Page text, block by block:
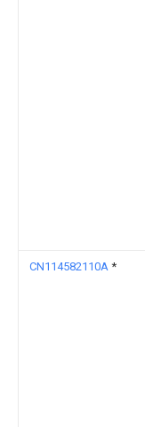
CN114582110A *